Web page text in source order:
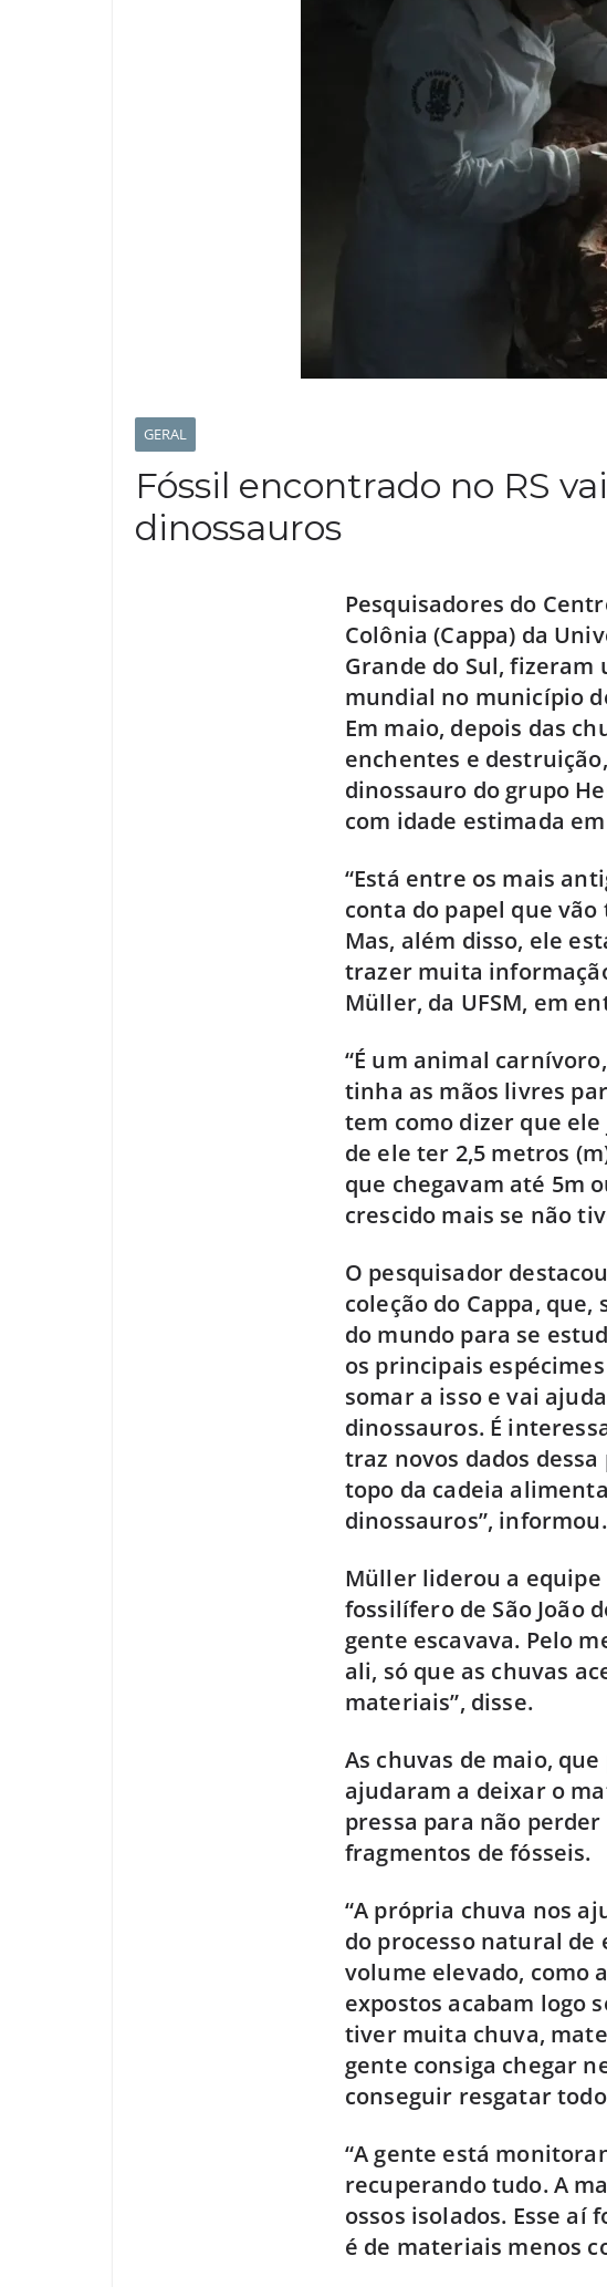
GERAL
Fóssil encontrado no RS
dinossauros
Pesquisadores do
Colônia (Cappa) da
Grande do Sul,
mundial no município
Em maio, depois das
enchentes e
dinossauro do grupo
com idade estimada
“Está entre os mais
conta do papel que
Mas, além disso, ele
trazer muita
Müller, da UFSM, em
“É um animal
tinha as mãos livres
tem como dizer que
de ele ter 2,5 metros
que chegavam até 5m
crescido mais se não
O pesquisador
coleção do Cappa,
do mundo para se
os principais
somar a isso e vai
dinossauros. É
traz novos dados
topo da cadeia
dinossauros”, informou.
Müller liderou a equipe
fossilífero de São João
gente escavava. Pelo
ali, só que as chuvas
materiais”, disse.
As chuvas de maio,
ajudaram a deixar o
pressa para não
fragmentos de fósseis.
“A própria chuva nos
do processo natural de
volume elevado, como
expostos acabam logo
tiver muita chuva,
gente consiga chegar
conseguir resgatar
“A gente está
recuperando tudo. A
ossos isolados. Esse
é de materiais menos